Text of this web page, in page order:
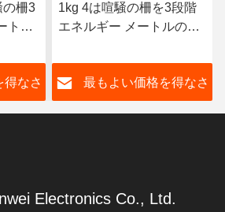
の柵3
トル
得なさ
1kg 4は喧騒の柵を3段階
エネルギー メートルの無
ワイヤーで縛る
最もよい価格を得なさ
Electronics Co., Ltd.